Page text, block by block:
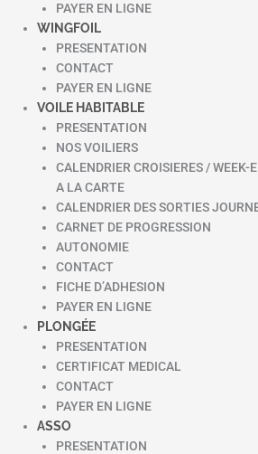
PAYER EN LIGNE
WINGFOIL
PRESENTATION
CONTACT
PAYER EN LIGNE
VOILE HABITABLE
PRESENTATION
NOS VOILIERS
CALENDRIER CROISIERES / WEEK-
A LA CARTE
CALENDRIER DES SORTIES
CARNET DE PROGRESSION
AUTONOMIE
CONTACT
FICHE D’ADHESION
PAYER EN LIGNE
PLONGÉE
PRESENTATION
CERTIFICAT MEDICAL
CONTACT
PAYER EN LIGNE
ASSO
PRESENTATION